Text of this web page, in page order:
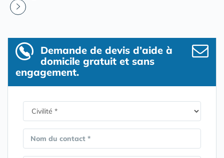
Demande de devis d’aide à
domicile gratuit et sans
engagement.
Nom du contact *